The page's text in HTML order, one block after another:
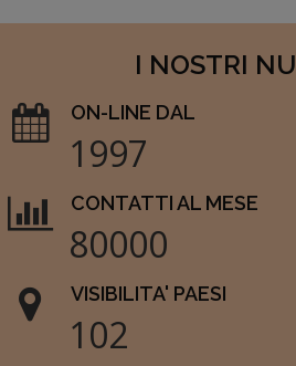
I NOSTRI
ON-LINE DAL
1997
CONTATTI AL MESE
80000
VISIBILITA' PAESI
102